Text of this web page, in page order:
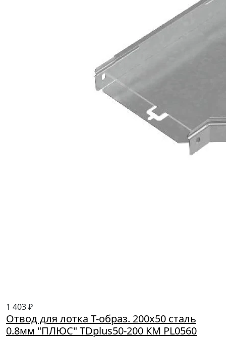
1 403 ₽
Отвод для лотка Т-образ. 200х50 сталь
0.8мм "ПЛЮС" TDplus50-200 КМ PL0560